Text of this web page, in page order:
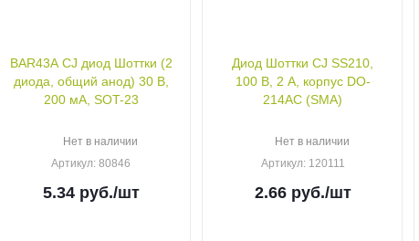
BAR43A CJ диод Шоттки (2
диода, общий анод) 30 В,
200 мА, SOT-23
Нет в наличии
Артикул: 80846
5.34руб./шт
Диод Шоттки CJ SS210,
100 В, 2 А, корпус DO-
214AC (SMA)
Нет в наличии
Артикул: 120111
2.66руб./шт